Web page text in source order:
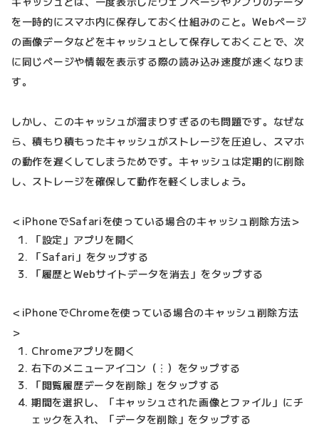
を一時的にスマホ内に保存しておく仕組みのこと。Webページ
の画像データなどをキャッシュとして保存しておくことで、次
に同じページや情報を表示する際の読み込み速度が速くなりま
す。
しかし、このキャッシュが溜まりすぎるのも問題です。なぜな
ら、積もり積もったキャッシュがストレージを圧迫し、スマホ
の動作を遅くしてしまうためです。キャッシュは定期的に削除
し、ストレージを確保して動作を軽くしましょう。
＜iPhoneでSafariを使っている場合のキャッシュ削除方法＞
「設定」アプリを開く
「Safari」をタップする
「履歴とWebサイトデータを消去」をタップする
＜iPhoneでChromeを使っている場合のキャッシュ削除方法
＞
Chromeアプリを開く
右下のメニューアイコン（︙）をタップする
「閲覧履歴データを削除」をタップする
期間を選択し、「キャッシュされた画像とファイル」にチ
ェックを入れ、「データを削除」をタップする